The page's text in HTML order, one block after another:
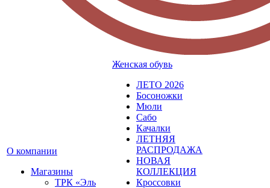
О компании
Магазины
ТРК «Эль
Женская обувь
ЛЕТО 2026
Босоножки
Мюли
Сабо
Качалки
ЛЕТНЯЯ
РАСПРОДАЖА
НОВАЯ
КОЛЛЕКЦИЯ
Кроссовки